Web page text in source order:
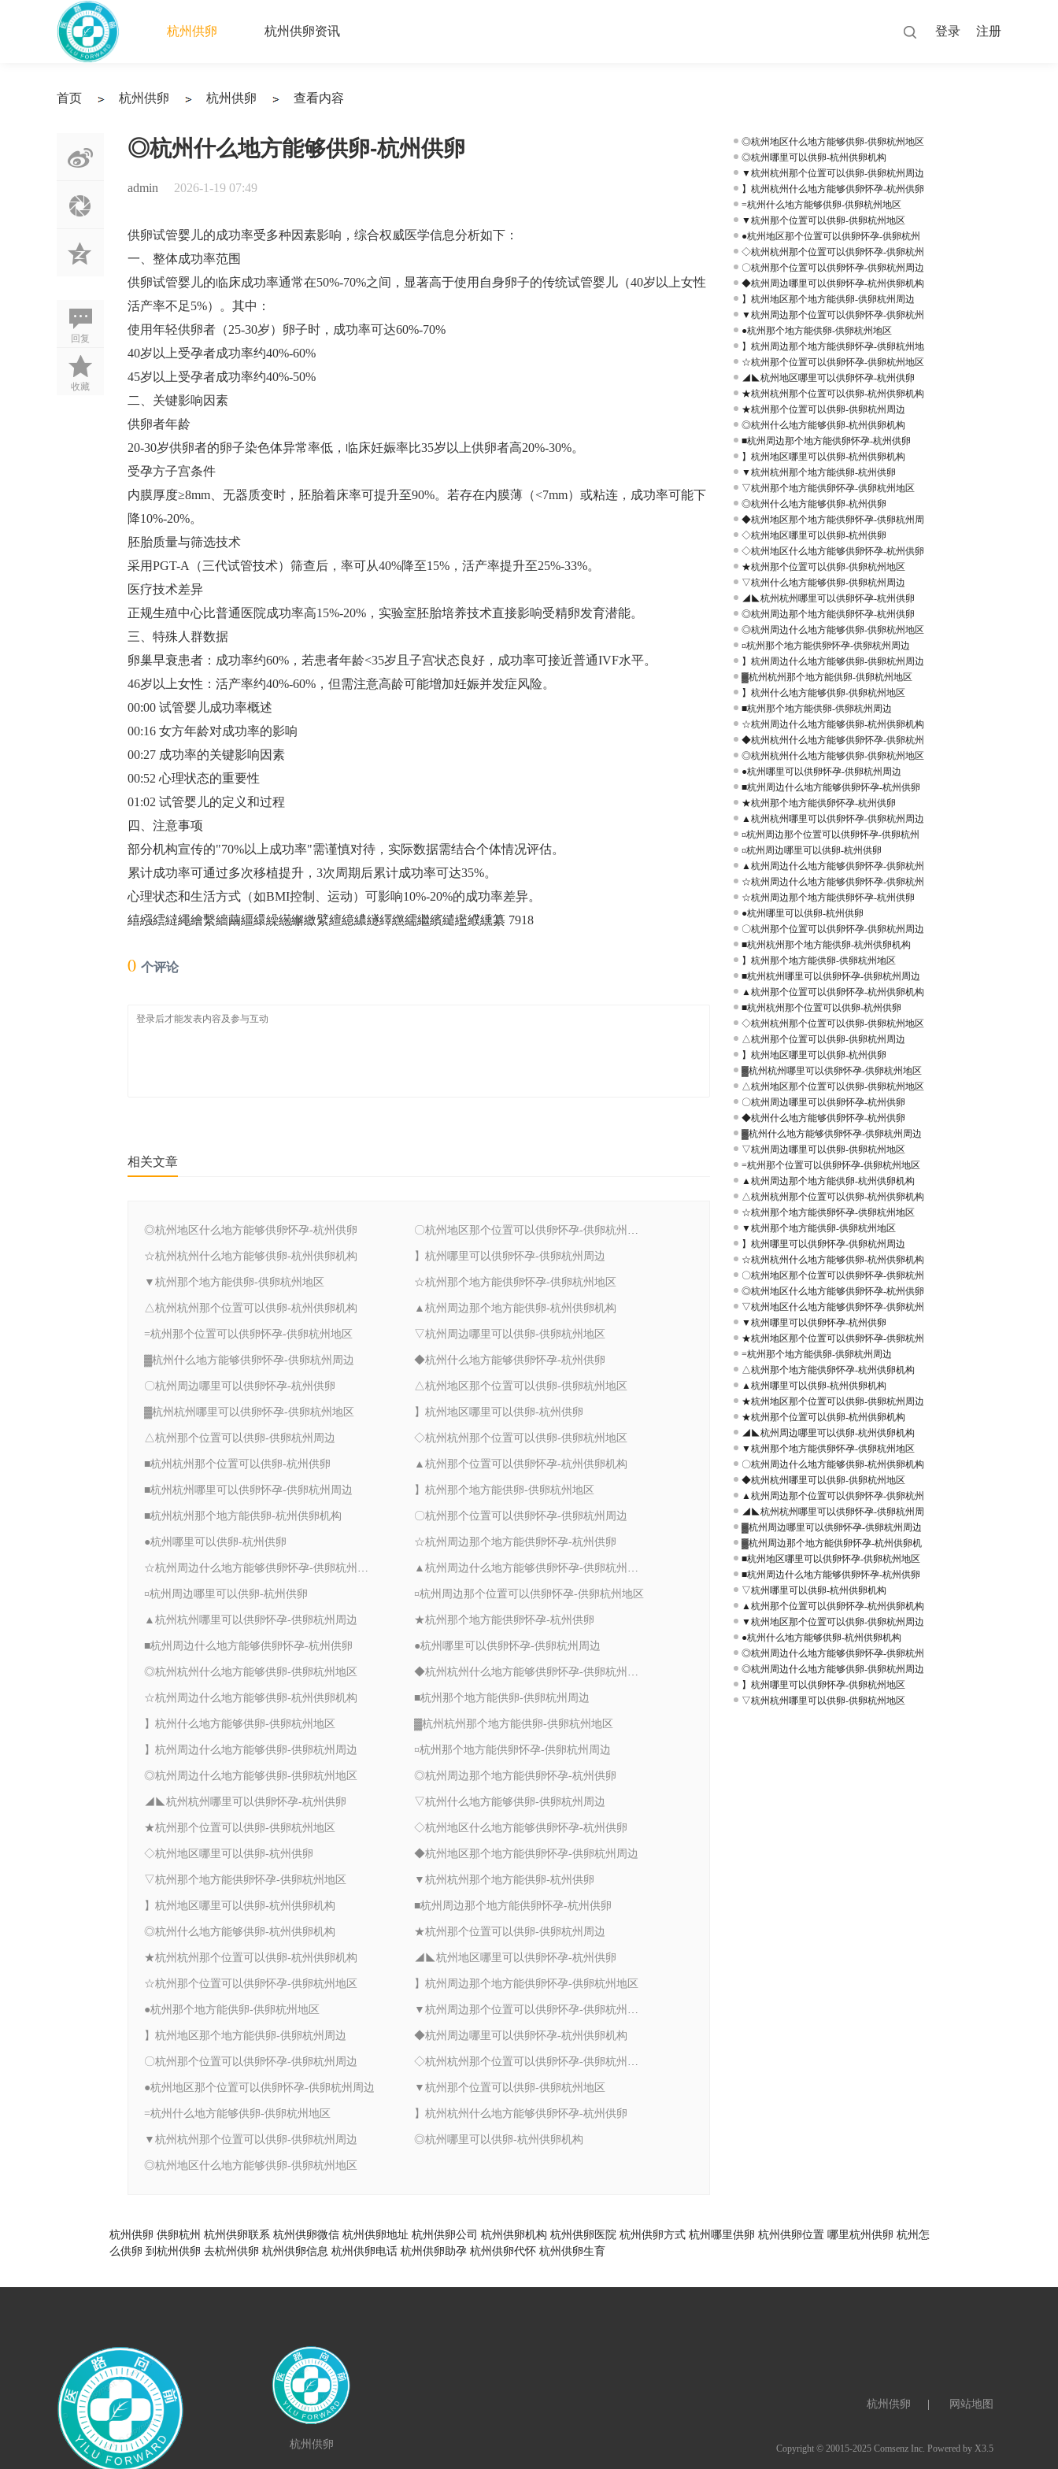
杭州供卵 杭州供卵资讯 登录 注册
首页 杭州供卵 杭州供卵 查看内容
回复
收藏
◎杭州什么地方能够供卵-杭州供卵
admin 2026-1-19 07:49
供卵试管婴儿的成功率受多种因素影响，综合权威医学信息分析如下：
一、整体成功率范围
供卵试管婴儿的临床成功率通常在‌50%-70%‌之间‌，显著高于使用自身卵子的传统试管婴儿（40岁以上女性
活产率不足5%）‌。其中：
使用年轻供卵者（25-30岁）卵子时，成功率可达60%-70%‌
40岁以上受孕者成功率约40%-60%‌
45岁以上受孕者成功率约40%-50%‌
二、关键影响因素
供卵者年龄‌
20-30岁供卵者的卵子染色体异常率低，临床妊娠率比35岁以上供卵者高20%-30%‌。
受孕方子宫条件‌
内膜厚度≥8mm、无器质变时，胚胎着床率可提升至90%‌。若存在内膜薄（<7mm）或粘连，成功率可能下
降10%-20%‌。
胚胎质量与筛选技术‌
采用PGT-A（三代试管技术）筛查后，率可从40%降至15%‌，活产率提升至25%-33%‌。
医疗技术差异‌
正规生殖中心比普通医院成功率高15%-20%‌，实验室胚胎培养技术直接影响受精卵发育潜能‌。
三、特殊人群数据
卵巢早衰患者‌：成功率约60%‌，若患者年龄<35岁且子宫状态良好，成功率可接近普通IVF水平‌。
46岁以上女性‌：活产率约40%-60%‌，但需注意高龄可能增加妊娠并发症风险‌。
00:00 试管婴儿成功率概述
00:16 女方年龄对成功率的影响
00:27 成功率的关键影响因素
00:52 心理状态的重要性
01:02 试管婴儿的定义和过程
四、注意事项
部分机构宣传的"70%以上成功率"需谨慎对待，实际数据需结合个体情况评估‌。
累计成功率可通过多次移植提升，3次周期后累计成功率可达35%‌。
心理状态和生活方式（如BMI控制、运动）可影响10%-20%的成功率差异‌。
繥繦繧繨繩繪繫繬繭繮繯繰繱繲繳繴繵繶繷繸繹繺繻繼繽繾繿纀纁纂 7918
0 个评论
相关文章
◎杭州地区什么地方能够供卵怀孕-杭州供卵 〇杭州地区那个位置可以供卵怀孕-供卵杭州地区
☆杭州杭州什么地方能够供卵-杭州供卵机构 】杭州哪里可以供卵怀孕-供卵杭州周边
▼杭州那个地方能供卵-供卵杭州地区 ☆杭州那个地方能供卵怀孕-供卵杭州地区
△杭州杭州那个位置可以供卵-杭州供卵机构 ▲杭州周边那个地方能供卵-杭州供卵机构
=杭州那个位置可以供卵怀孕-供卵杭州地区 ▽杭州周边哪里可以供卵-供卵杭州地区
▓杭州什么地方能够供卵怀孕-供卵杭州周边 ◆杭州什么地方能够供卵怀孕-杭州供卵
〇杭州周边哪里可以供卵怀孕-杭州供卵 △杭州地区那个位置可以供卵-供卵杭州地区
▓杭州杭州哪里可以供卵怀孕-供卵杭州地区 】杭州地区哪里可以供卵-杭州供卵
△杭州那个位置可以供卵-供卵杭州周边 ◇杭州杭州那个位置可以供卵-供卵杭州地区
■杭州杭州那个位置可以供卵-杭州供卵 ▲杭州那个位置可以供卵怀孕-杭州供卵机构
■杭州杭州哪里可以供卵怀孕-供卵杭州周边 】杭州那个地方能供卵-供卵杭州地区
■杭州杭州那个地方能供卵-杭州供卵机构 〇杭州那个位置可以供卵怀孕-供卵杭州周边
●杭州哪里可以供卵-杭州供卵 ☆杭州周边那个地方能供卵怀孕-杭州供卵
☆杭州周边什么地方能够供卵怀孕-供卵杭州周边 ▲杭州周边什么地方能够供卵怀孕-供卵杭州周边
¤杭州周边哪里可以供卵-杭州供卵 ¤杭州周边那个位置可以供卵怀孕-供卵杭州地区
▲杭州杭州哪里可以供卵怀孕-供卵杭州周边 ★杭州那个地方能供卵怀孕-杭州供卵
■杭州周边什么地方能够供卵怀孕-杭州供卵 ●杭州哪里可以供卵怀孕-供卵杭州周边
◎杭州杭州什么地方能够供卵-供卵杭州地区 ◆杭州杭州什么地方能够供卵怀孕-供卵杭州地区
☆杭州周边什么地方能够供卵-杭州供卵机构 ■杭州那个地方能供卵-供卵杭州周边
】杭州什么地方能够供卵-供卵杭州地区 ▓杭州杭州那个地方能供卵-供卵杭州地区
】杭州周边什么地方能够供卵-供卵杭州周边 ¤杭州那个地方能供卵怀孕-供卵杭州周边
◎杭州周边什么地方能够供卵-供卵杭州地区 ◎杭州周边那个地方能供卵怀孕-杭州供卵
◢◣杭州杭州哪里可以供卵怀孕-杭州供卵 ▽杭州什么地方能够供卵-供卵杭州周边
★杭州那个位置可以供卵-供卵杭州地区 ◇杭州地区什么地方能够供卵怀孕-杭州供卵
◇杭州地区哪里可以供卵-杭州供卵 ◆杭州地区那个地方能供卵怀孕-供卵杭州周边
▽杭州那个地方能供卵怀孕-供卵杭州地区 ▼杭州杭州那个地方能供卵-杭州供卵
】杭州地区哪里可以供卵-杭州供卵机构 ■杭州周边那个地方能供卵怀孕-杭州供卵
◎杭州什么地方能够供卵-杭州供卵机构 ★杭州那个位置可以供卵-供卵杭州周边
★杭州杭州那个位置可以供卵-杭州供卵机构 ◢◣杭州地区哪里可以供卵怀孕-杭州供卵
☆杭州那个位置可以供卵怀孕-供卵杭州地区 】杭州周边那个地方能供卵怀孕-供卵杭州地区
●杭州那个地方能供卵-供卵杭州地区 ▼杭州周边那个位置可以供卵怀孕-供卵杭州周边
】杭州地区那个地方能供卵-供卵杭州周边 ◆杭州周边哪里可以供卵怀孕-杭州供卵机构
〇杭州那个位置可以供卵怀孕-供卵杭州周边 ◇杭州杭州那个位置可以供卵怀孕-供卵杭州周边
●杭州地区那个位置可以供卵怀孕-供卵杭州周边 ▼杭州那个位置可以供卵-供卵杭州地区
=杭州什么地方能够供卵-供卵杭州地区 】杭州杭州什么地方能够供卵怀孕-杭州供卵
▼杭州杭州那个位置可以供卵-供卵杭州周边 ◎杭州哪里可以供卵-杭州供卵机构
◎杭州地区什么地方能够供卵-供卵杭州地区
◎杭州地区什么地方能够供卵-供卵杭州地区
◎杭州哪里可以供卵-杭州供卵机构
▼杭州杭州那个位置可以供卵-供卵杭州周边
】杭州杭州什么地方能够供卵怀孕-杭州供卵
=杭州什么地方能够供卵-供卵杭州地区
▼杭州那个位置可以供卵-供卵杭州地区
●杭州地区那个位置可以供卵怀孕-供卵杭州
◇杭州杭州那个位置可以供卵怀孕-供卵杭州
〇杭州那个位置可以供卵怀孕-供卵杭州周边
◆杭州周边哪里可以供卵怀孕-杭州供卵机构
】杭州地区那个地方能供卵-供卵杭州周边
▼杭州周边那个位置可以供卵怀孕-供卵杭州
●杭州那个地方能供卵-供卵杭州地区
】杭州周边那个地方能供卵怀孕-供卵杭州地
☆杭州那个位置可以供卵怀孕-供卵杭州地区
◢◣杭州地区哪里可以供卵怀孕-杭州供卵
★杭州杭州那个位置可以供卵-杭州供卵机构
★杭州那个位置可以供卵-供卵杭州周边
◎杭州什么地方能够供卵-杭州供卵机构
■杭州周边那个地方能供卵怀孕-杭州供卵
】杭州地区哪里可以供卵-杭州供卵机构
▼杭州杭州那个地方能供卵-杭州供卵
▽杭州那个地方能供卵怀孕-供卵杭州地区
◎杭州什么地方能够供卵-杭州供卵
◆杭州地区那个地方能供卵怀孕-供卵杭州周
◇杭州地区哪里可以供卵-杭州供卵
◇杭州地区什么地方能够供卵怀孕-杭州供卵
★杭州那个位置可以供卵-供卵杭州地区
▽杭州什么地方能够供卵-供卵杭州周边
◢◣杭州杭州哪里可以供卵怀孕-杭州供卵
◎杭州周边那个地方能供卵怀孕-杭州供卵
◎杭州周边什么地方能够供卵-供卵杭州地区
¤杭州那个地方能供卵怀孕-供卵杭州周边
】杭州周边什么地方能够供卵-供卵杭州周边
▓杭州杭州那个地方能供卵-供卵杭州地区
】杭州什么地方能够供卵-供卵杭州地区
■杭州那个地方能供卵-供卵杭州周边
☆杭州周边什么地方能够供卵-杭州供卵机构
◆杭州杭州什么地方能够供卵怀孕-供卵杭州
◎杭州杭州什么地方能够供卵-供卵杭州地区
●杭州哪里可以供卵怀孕-供卵杭州周边
■杭州周边什么地方能够供卵怀孕-杭州供卵
★杭州那个地方能供卵怀孕-杭州供卵
▲杭州杭州哪里可以供卵怀孕-供卵杭州周边
¤杭州周边那个位置可以供卵怀孕-供卵杭州
¤杭州周边哪里可以供卵-杭州供卵
▲杭州周边什么地方能够供卵怀孕-供卵杭州
☆杭州周边什么地方能够供卵怀孕-供卵杭州
☆杭州周边那个地方能供卵怀孕-杭州供卵
●杭州哪里可以供卵-杭州供卵
〇杭州那个位置可以供卵怀孕-供卵杭州周边
■杭州杭州那个地方能供卵-杭州供卵机构
】杭州那个地方能供卵-供卵杭州地区
■杭州杭州哪里可以供卵怀孕-供卵杭州周边
▲杭州那个位置可以供卵怀孕-杭州供卵机构
■杭州杭州那个位置可以供卵-杭州供卵
◇杭州杭州那个位置可以供卵-供卵杭州地区
△杭州那个位置可以供卵-供卵杭州周边
】杭州地区哪里可以供卵-杭州供卵
▓杭州杭州哪里可以供卵怀孕-供卵杭州地区
△杭州地区那个位置可以供卵-供卵杭州地区
〇杭州周边哪里可以供卵怀孕-杭州供卵
◆杭州什么地方能够供卵怀孕-杭州供卵
▓杭州什么地方能够供卵怀孕-供卵杭州周边
▽杭州周边哪里可以供卵-供卵杭州地区
=杭州那个位置可以供卵怀孕-供卵杭州地区
▲杭州周边那个地方能供卵-杭州供卵机构
△杭州杭州那个位置可以供卵-杭州供卵机构
☆杭州那个地方能供卵怀孕-供卵杭州地区
▼杭州那个地方能供卵-供卵杭州地区
】杭州哪里可以供卵怀孕-供卵杭州周边
☆杭州杭州什么地方能够供卵-杭州供卵机构
〇杭州地区那个位置可以供卵怀孕-供卵杭州
◎杭州地区什么地方能够供卵怀孕-杭州供卵
▽杭州地区什么地方能够供卵怀孕-供卵杭州
▼杭州哪里可以供卵怀孕-杭州供卵
★杭州地区那个位置可以供卵怀孕-供卵杭州
=杭州那个地方能供卵-供卵杭州周边
△杭州那个地方能供卵怀孕-杭州供卵机构
▲杭州哪里可以供卵-杭州供卵机构
★杭州地区那个位置可以供卵-供卵杭州周边
★杭州那个位置可以供卵-杭州供卵机构
◢◣杭州周边哪里可以供卵-杭州供卵机构
▼杭州那个地方能供卵怀孕-供卵杭州地区
〇杭州周边什么地方能够供卵-杭州供卵机构
◆杭州杭州哪里可以供卵-供卵杭州地区
▲杭州周边那个位置可以供卵怀孕-供卵杭州
◢◣杭州杭州哪里可以供卵怀孕-供卵杭州周
▓杭州周边哪里可以供卵怀孕-供卵杭州周边
▓杭州周边那个地方能供卵怀孕-杭州供卵机
■杭州地区哪里可以供卵怀孕-供卵杭州地区
■杭州周边什么地方能够供卵怀孕-杭州供卵
▽杭州哪里可以供卵-杭州供卵机构
▲杭州那个位置可以供卵怀孕-杭州供卵机构
▼杭州地区那个位置可以供卵-供卵杭州周边
●杭州什么地方能够供卵-杭州供卵机构
◎杭州周边什么地方能够供卵怀孕-供卵杭州
◎杭州周边什么地方能够供卵-供卵杭州周边
】杭州哪里可以供卵怀孕-供卵杭州地区
▽杭州杭州哪里可以供卵-供卵杭州地区
杭州供卵 供卵杭州 杭州供卵联系 杭州供卵微信 杭州供卵地址 杭州供卵公司 杭州供卵机构 杭州供卵医院 杭州供卵方式 杭州哪里供卵 杭州供卵位置 哪里杭州供卵 杭州怎
么供卵 到杭州供卵 去杭州供卵 杭州供卵信息 杭州供卵电话 杭州供卵助孕 杭州供卵代怀 杭州供卵生育
杭州供卵
杭州供卵 网站地图
Copyright © 20015-2025 Comsenz Inc. Powered by X3.5